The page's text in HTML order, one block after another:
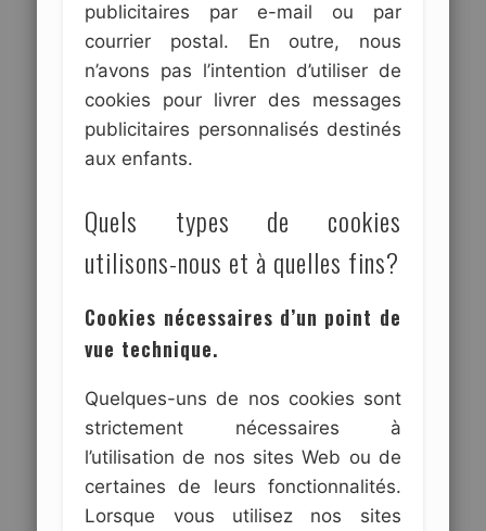
publicitaires par e-mail ou par
courrier postal. En outre, nous
n’avons pas l’intention d’utiliser de
cookies pour livrer des messages
publicitaires personnalisés destinés
aux enfants.
Quels types de cookies
utilisons-nous et à quelles fins?
Cookies nécessaires d’un point de
vue technique.
Quelques-uns de nos cookies sont
strictement nécessaires à
l’utilisation de nos sites Web ou de
certaines de leurs fonctionnalités.
Lorsque vous utilisez nos sites